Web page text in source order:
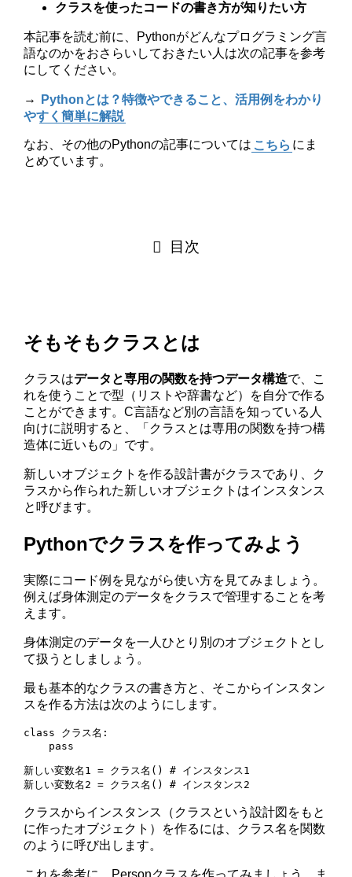
クラスを使ったコードの書き方が知りたい方
本記事を読む前に、Pythonがどんなプログラミング言
語なのかをおさらいしておきたい人は次の記事を参考
にしてください。
→ Pythonとは？特徴やできること、活用例をわかり
やすく簡単に解説
なお、その他のPythonの記事については こちら にま
とめています。
目次
そもそもクラスとは
クラスはデータと専用の関数を持つデータ構造で、こ
れを使うことで型（リストや辞書など）を自分で作る
ことができます。C言語など別の言語を知っている人
向けに説明すると、「クラスとは専用の関数を持つ構
造体に近いもの」です。
新しいオブジェクトを作る設計書がクラスであり、ク
ラスから作られた新しいオブジェクトはインスタンス
と呼びます。
Pythonでクラスを作ってみよう
実際にコード例を見ながら使い方を見てみましょう。
例えば身体測定のデータをクラスで管理することを考
えます。
身体測定のデータを一人ひとり別のオブジェクトとし
て扱うとしましょう。
最も基本的なクラスの書き方と、そこからインスタン
スを作る方法は次のようにします。
class クラス名:
新しい変数名1 = クラス名() # インスタンス1
新しい変数名2 = クラス名() # インスタンス2
クラスからインスタンス（クラスという設計図をもと
に作ったオブジェクト）を作るには、クラス名を関数
のように呼び出します。
これを参考に、Personクラスを作ってみましょう。ま